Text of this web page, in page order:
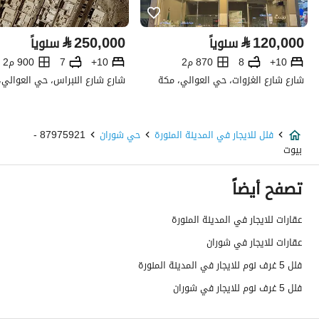
تفاصيل العقار
نوع الإعلان
استخدام العقار
-
السعر
65000
المساحة
خدمات العقار
كهرباء
نعم
⃁120,000 سنوياً
10+
8
870 م2
شارع شارع الغزوات، حي العوالي، مكة
⃁250,000 سنوياً
10+
7
900 م2
شارع شارع النبراس، حي
فلل للايجار في المدينة المنورة حي شوران 87975921 -
بيوت
تصفح أيضاً
عقارات للايجار في المدينة المنورة
عقارات للايجار في شوران
فلل 5 غرف نوم للايجار في المدينة المنورة
فلل 5 غرف نوم للايجار في شوران